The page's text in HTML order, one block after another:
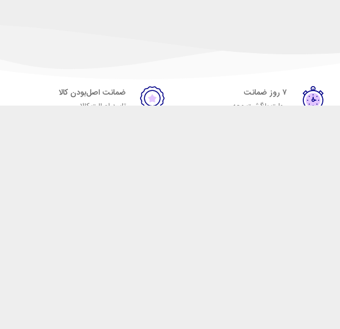
۷ روز ضمانت
مهلت بازگشت وجه
ضمانت اصل‌بودن کالا
تایید اصالت کالا